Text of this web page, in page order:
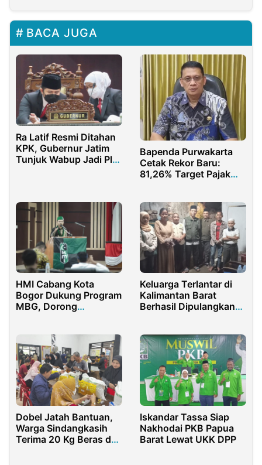
BACA JUGA
Ra Latif Resmi Ditahan
KPK, Gubernur Jatim
Tunjuk Wabup Jadi Plt.
Bapenda Purwakarta
Cetak Rekor Baru:
81,26% Target Pajak
HMI Cabang Kota
Bogor Dukung Program
MBG, Dorong
Kerja
Keluarga Terlantar di
Kalimantan Barat
Berhasil Dipulangkan
Dobel Jatah Bantuan,
Warga Sindangkasih
Terima 20 Kg Beras dan
Iskandar Tassa Siap
Nakhodai PKB Papua
Barat Lewat UKK DPP